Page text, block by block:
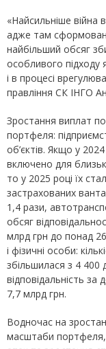
«Найсильніше війна
адже там
найбільший обсяг
особливого підходу
і в процесі
правління СК ІНГО
Зростання виплат
портфеля:
об’єктів. Якщо у
включено для
то у 2025 році їх
застрахованих
1,4 рази,
обсяг
млрд грн до понад
і фізичні особи:
збільшилася з 4 400
відповідальність
7,7 млрд грн.
Водночас на
масштаби портфеля,